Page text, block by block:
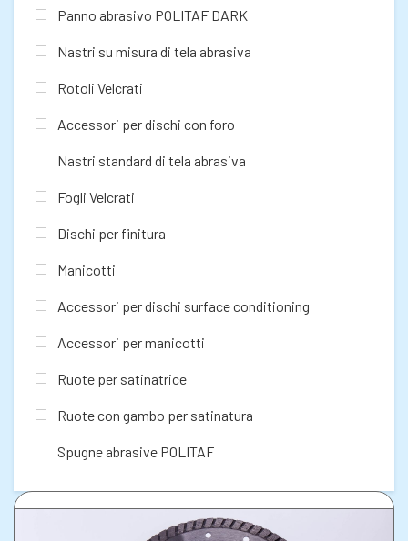
Panno abrasivo POLITAF DARK
Nastri su misura di tela abrasiva
Rotoli Velcrati
Accessori per dischi con foro
Nastri standard di tela abrasiva
Fogli Velcrati
Dischi per finitura
Manicotti
Accessori per dischi surface conditioning
Accessori per manicotti
Ruote per satinatrice
Ruote con gambo per satinatura
Spugne abrasive POLITAF